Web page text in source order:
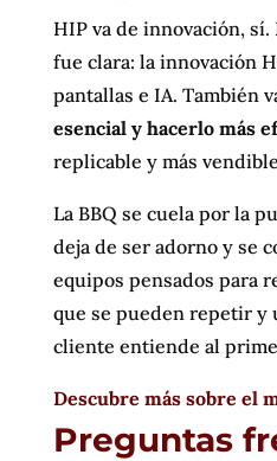
HIP va de innovación, sí.
fue clara: la innovación
pantallas e IA. También
esencial y hacerlo más
replicable y más
La BBQ se cuela por la
deja de ser adorno y se
equipos pensados para
que se pueden repetir y
cliente entiende al
Descubre más sobre el
Preguntas